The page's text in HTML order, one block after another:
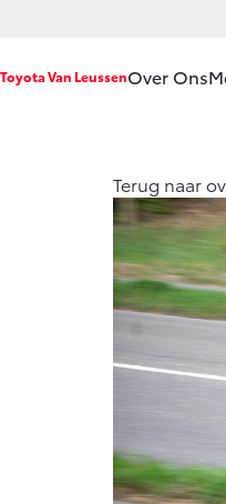
Toyota Van LeussenOver Ons
Ons
Route
Terug naar